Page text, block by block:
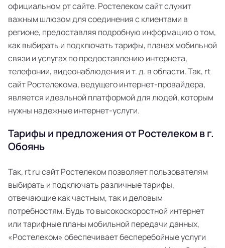
официальном рт сайте. Ростелеком сайт служит
важным шлюзом для соединения с клиентами в
регионе, предоставляя подробную информацию о том,
как выбирать и подключать тарифы, планах мобильной
связи и услугах по предоставлению интернета,
телефонии, видеонаблюдения и т. д. в области. Так, rt
сайт Ростелекома, ведущего интернет-провайдера,
является идеальной платформой для людей, которым
нужны надежные интернет-услуги.
Тарифы и предложения от Ростелеком в г.
Обоянь
Так, rt ru сайт Ростелеком позволяет пользователям
выбирать и подключать различные тарифы,
отвечающие как частным, так и деловым
потребностям. Будь то высокоскоростной интернет
или тарифные планы мобильной передачи данных,
«Ростелеком» обеспечивает бесперебойные услуги